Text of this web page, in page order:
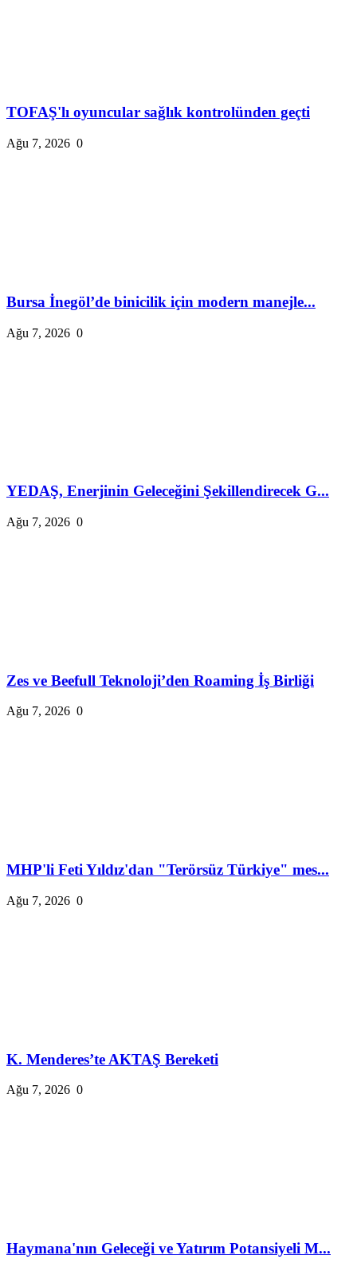
TOFAŞ'lı oyuncular sağlık kontrolünden geçti
Ağu 7, 2026 0
Bursa İnegöl’de binicilik için modern manejle...
Ağu 7, 2026 0
YEDAŞ, Enerjinin Geleceğini Şekillendirecek G...
Ağu 7, 2026 0
Zes ve Beefull Teknoloji’den Roaming İş Birliği
Ağu 7, 2026 0
MHP'li Feti Yıldız'dan "Terörsüz Türkiye" mes...
Ağu 7, 2026 0
K. Menderes’te AKTAŞ Bereketi
Ağu 7, 2026 0
Haymana'nın Geleceği ve Yatırım Potansiyeli M...